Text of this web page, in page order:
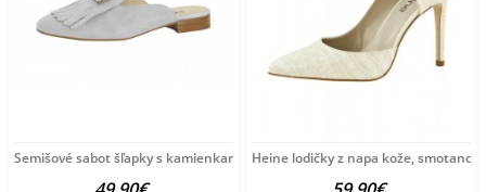
Semišové sabot šľapky s kamienkami Heine, svetlo siváHeine lodičky z napa kože, smotanová